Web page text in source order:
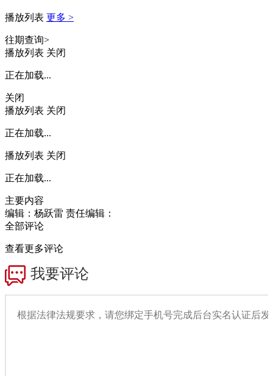
播放列表 更多 >
往期查询>
播放列表 关闭
正在加载...
关闭
播放列表 关闭
正在加载...
播放列表 关闭
正在加载...
主要内容
编辑：杨跃雷 责任编辑：
全部评论
查看更多评论